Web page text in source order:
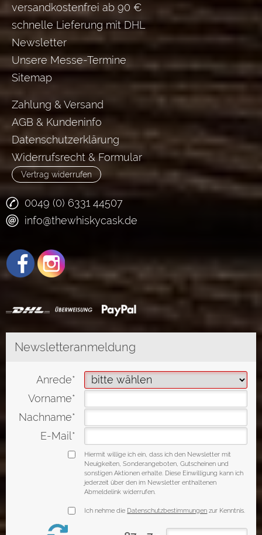
versandkostenfrei ab 90 €
schnelle Lieferung mit DHL
Newsletter
Unsere Messe-Termine
Sitemap
Zahlung & Versand
AGB & Kundeninfo
Datenschutzerklärung
Widerrufsrecht & Formular
Vertrag widerrufen
0049 (0) 6331 44507
info@thewhiskycask.de